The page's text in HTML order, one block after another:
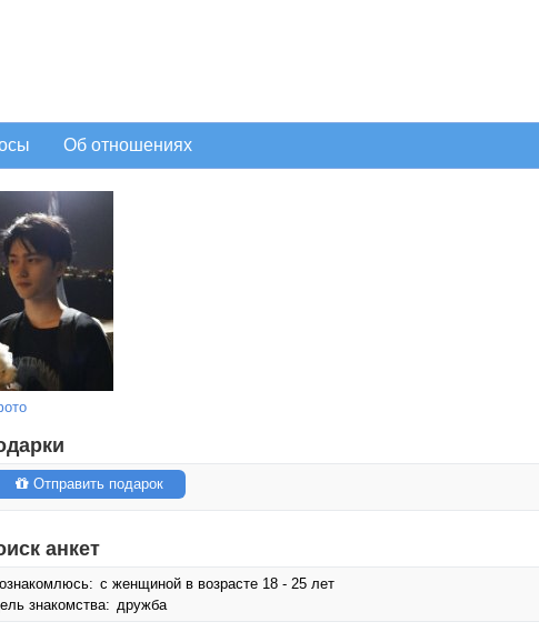
Об отношениях
Отправить подарок
анкет
с женщиной в возрасте 18 - 25 лет
знакомства: дружба